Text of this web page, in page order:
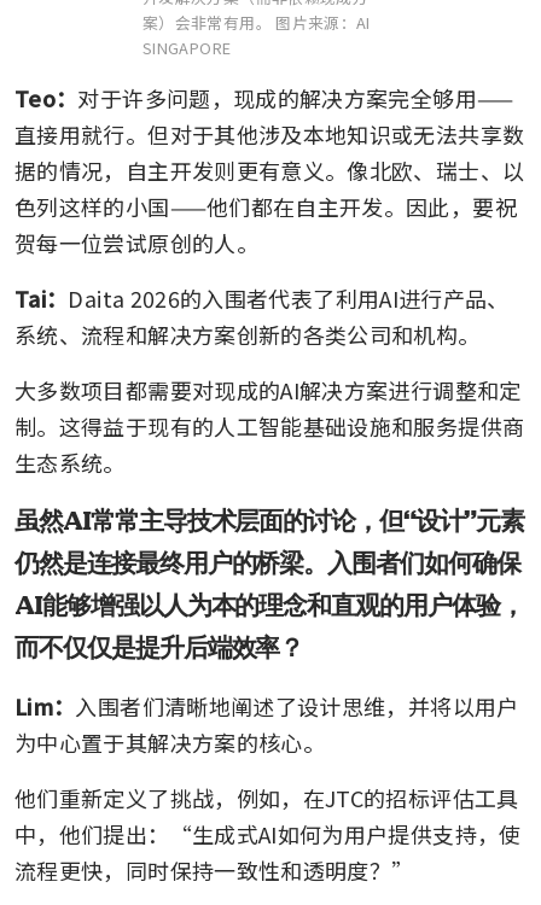
案）会非常有用。 图片来源：AI
SINGAPORE
Teo： 对于许多问题，现成的解决方案完全够用——
直接用就行。但对于其他涉及本地知识或无法共享数
据的情况，自主开发则更有意义。像北欧、瑞士、以
色列这样的小国——他们都在自主开发。因此，要祝
贺每一位尝试原创的人。
Tai： Daita 2026的入围者代表了利用AI进行产品、
系统、流程和解决方案创新的各类公司和机构。
大多数项目都需要对现成的AI解决方案进行调整和定
制。这得益于现有的人工智能基础设施和服务提供商
生态系统。
虽然AI常常主导技术层面的讨论，但“设计”元素
仍然是连接最终用户的桥梁。入围者们如何确保
AI能够增强以人为本的理念和直观的用户体验，
而不仅仅是提升后端效率？
Lim： 入围者们清晰地阐述了设计思维，并将以用户
为中心置于其解决方案的核心。
他们重新定义了挑战，例如，在JTC的招标评估工具
中，他们提出：“生成式AI如何为用户提供支持，使
流程更快，同时保持一致性和透明度？”